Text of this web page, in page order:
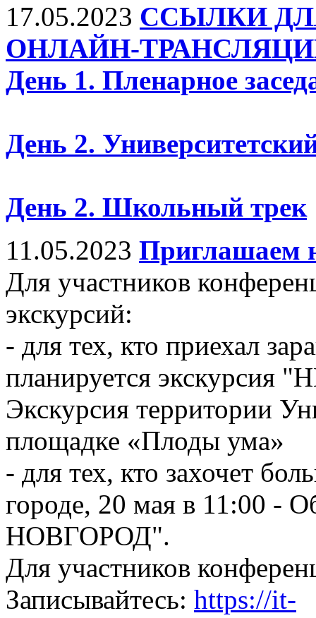
17.05.2023 ССЫЛКИ
ОНЛАЙН-
День 1. Пленарное
День 2.
День 2. Школьный трек
11.05.2023 Приглашаем
Для участников
экскурсий:
- для тех, кто приехал
планируется экскурсия
Экскурсия территории
площадке «Плоды ума»
- для тех, кто захочет
городе, 20 мая в 11:00 -
НОВГОРОД".
Для участников
Записывайтесь: https://it-